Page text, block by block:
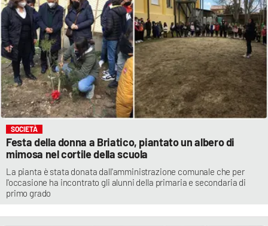
SOCIETÀ
Festa della donna a Briatico, piantato un albero di
mimosa nel cortile della scuola
La pianta è stata donata dall'amministrazione comunale che per
l'occasione ha incontrato gli alunni della primaria e secondaria di
primo grado